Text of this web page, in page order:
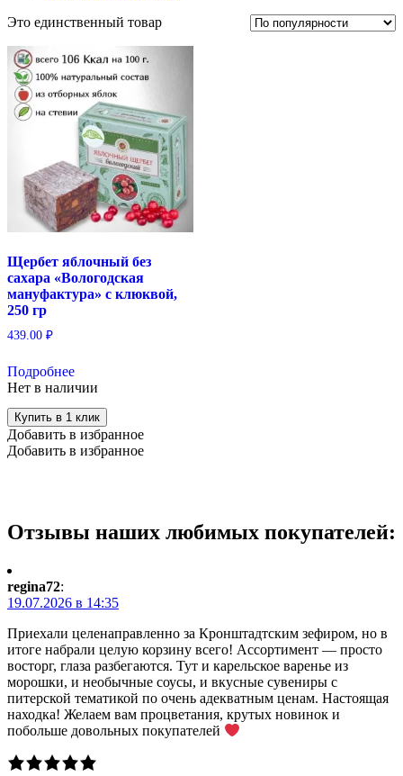
Это единственный товар
Щербет яблочный без
сахара «Вологодская
мануфактура» с клюквой,
250 гр
439.00 ₽
Подробнее
Нет в наличии
Купить в 1 клик
Добавить в избранное
Добавить в избранное
Отзывы наших любимых покупателей:
regina72:
19.07.2026 в 14:35
Приехали целенаправленно за Кронштадтским зефиром, но в
итоге набрали целую корзину всего! Ассортимент — просто
восторг, глаза разбегаются. Тут и карельское варенье из
морошки, и необычные соусы, и вкусные сувениры с
питерской тематикой по очень адекватным ценам. Настоящая
находка! Желаем вам процветания, крутых новинок и
побольше довольных покупателей